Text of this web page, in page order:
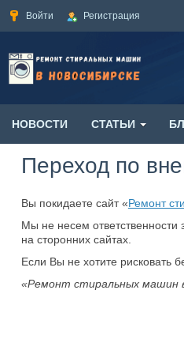
Войти Регистрация
НОВОСТИ СТАТЬИ
Переход по
Вы покидаете сайт «Ремонт
Мы не несем ответственности
на сторонних сайтах.
Если Вы не хотите рисковать
«Ремонт стиральных машин